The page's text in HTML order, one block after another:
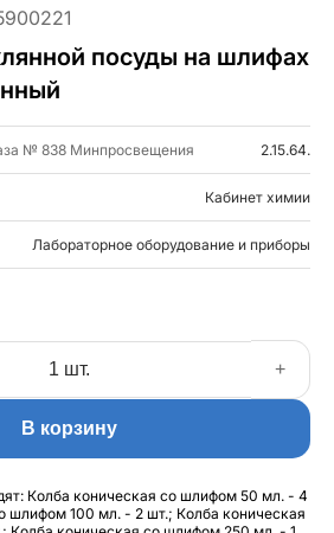
посуды на шлифах
№ 838 Минпросвещения 2.15.64.
Кабинет химии
Лабораторное оборудование и приборы
+
В корзину
Колба коническая со шлифом 50 мл. - 4
шлифом 100 мл. - 2 шт.; Колба коническая